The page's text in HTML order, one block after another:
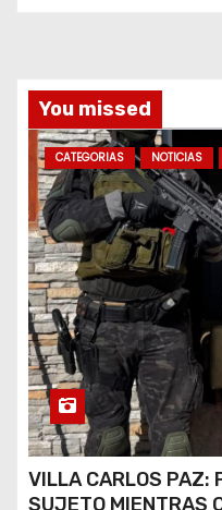
s
You missed
CATEGORIAS NOTICIAS
VILLA CARLOS PAZ:
SUJETO MIENTRAS